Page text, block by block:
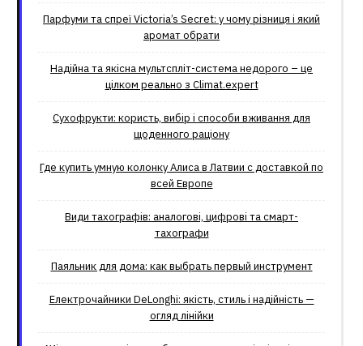
Парфуми та спреї Victoria’s Secret: у чому різниця і який
аромат обрати
Надійна та якісна мультспліт-система недорого – це
цілком реально з Climat.еxpert
Сухофрукти: користь, вибір і способи вживання для
щоденного раціону
Где купить умную колонку Алиса в Латвии с доставкой по
всей Европе
Види тахографів: аналогові, цифрові та смарт-
тахографи
Паяльник для дома: как выбрать первый инструмент
Електрочайники DeLonghi: якість, стиль і надійність —
огляд лінійки